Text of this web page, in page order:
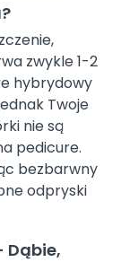
zwykle 1-2
hybrydowy
Twoje
nie są
pedicure.
bezbarwny
odpryski
Dąbie,